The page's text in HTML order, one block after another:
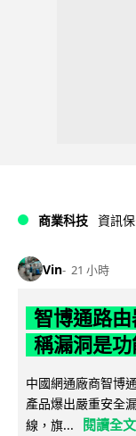
商業科技 資訊
Vin 21 小時
智博通路
稱漏洞是
中國網通廠商智博
產品爆出嚴重安全
線，旗...
閱讀全文